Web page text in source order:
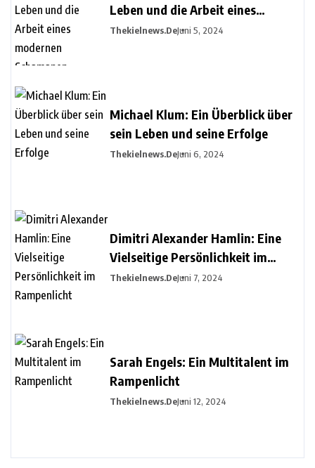
Leben und die Arbeit eines
modernen Schamanen
Thekielnews.deJuni 5, 2024
Michael Klum: Ein Überblick über
sein Leben und seine Erfolge
Thekielnews.deJuni 6, 2024
Dimitri Alexander Hamlin: Eine
Vielseitige Persönlichkeit im
Rampenlicht
Thekielnews.deJuni 7, 2024
Sarah Engels: Ein Multitalent im
Rampenlicht
Thekielnews.deJuni 12, 2024